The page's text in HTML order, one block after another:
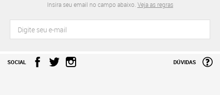
Insira seu email no campo abaixo. Veja as regras
SOCIAL DÚVIDAS